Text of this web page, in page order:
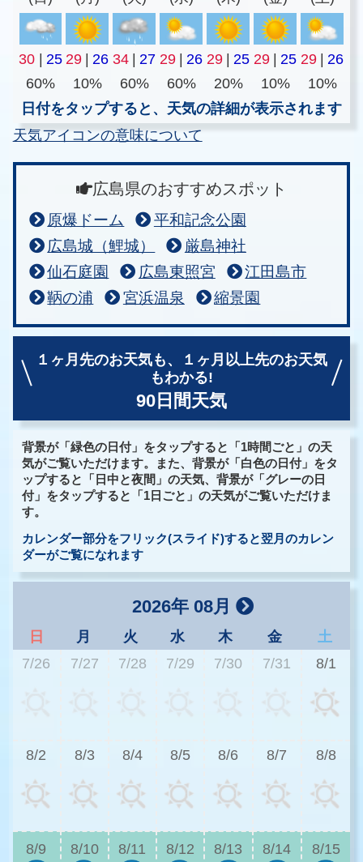
30 25 29 26 34 27 29 26 29 25 29 25 29
26
60%
10% 60% 60% 20% 10%
10%
日付をタップすると、天気の詳細が表示されます
天気アイコンの意味について
広島県のおすすめスポット
原爆ドーム
平和記念公園
広島城（鯉城）
厳島神社
仙石庭園
広島東照宮
江田島市
鞆の浦
宮浜温泉 縮景園
１ヶ月先のお天気も、
１ヶ月以上先のお天気
もわかる!
90日間天気
背景が「緑色の日付」をタップすると「1時間ごと」の天
気がご覧いただけます。また、背景が「白色の日付」をタ
ップすると「日中と夜間」の天気、背景が「グレーの日
付」をタップすると「1日ごと」の天気がご覧いただけま
す。
カレンダー部分をフリック(スライド)すると翌月のカレン
ダーがご覧になれます
2026年 08月
日 月 火 水 木 金
土
7/26
7/27 7/28 7/29 7/30 7/31 8/1
8/2 8/3 8/4 8/5 8/6 8/7 8/8
8/9 8/10 8/11 8/12 8/13 8/14 8/15